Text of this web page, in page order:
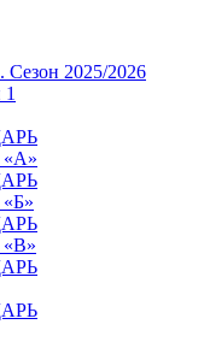
Сезон 2025/2026
«А»
«В»